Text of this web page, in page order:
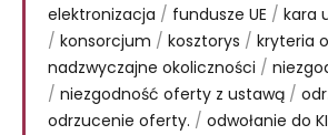
elektronizacja / fundusze UE / kara
/ konsorcjum / kosztorys / kryteria
nadzwyczajne okoliczności /
/ niezgodność oferty z ustawą /
odrzucenie oferty. / odwołanie do